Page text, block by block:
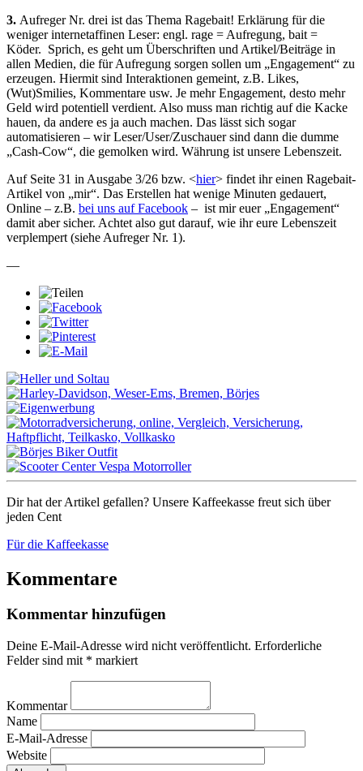
3. Aufreger Nr. drei ist das Thema Ragebait! Erklärung für die
weniger internetaffinen Leser: engl. rage = Aufregung, bait =
Köder. Sprich, es geht um Überschriften und Artikel/Beiträge in
allen Medien, die für Aufregung sorgen sollen um „Engagement“ zu
erzeugen. Hiermit sind Interaktionen gemeint, z.B. Likes,
(Wut)Smilies, Kommentare usw. Je mehr Engagement, desto mehr
Geld wird potentiell verdient. Also muss man richtig auf die Kacke
hauen, da andere es ja auch machen. Das lässt sich sogar
automatisieren – wir Leser/User/Zuschauer sind dann die dumme
„Cash-Cow“, die gemolken wird. Währung ist unsere Lebenszeit.
Auf Seite 31 in Ausgabe 3/26 bzw. <hier> findet ihr einen Ragebait-
Artikel von „mir“. Das Erstellen hat wenige Minuten gedauert,
Online – z.B. bei uns auf Facebook – ist mir euer „Engagement“
damit aber sicher. Achtet also gut darauf, wie ihr eure Lebenszeit
verplempert (siehe Aufreger Nr. 1).
—
Dir hat der Artikel gefallen? Unsere Kaffeekasse freut sich über
jeden Cent
Für die Kaffeekasse
Kommentare
Kommentar hinzufügen
Deine E-Mail-Adresse wird nicht veröffentlicht. Erforderliche
Felder sind mit * markiert
Kommentar
Name
E-Mail-Adresse
Website